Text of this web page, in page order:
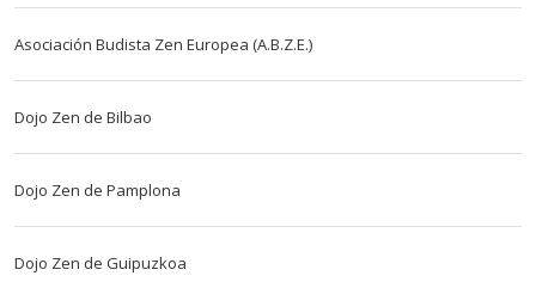
Asociación Budista Zen Europea (A.B.Z.E.)
Dojo Zen de Bilbao
Dojo Zen de Pamplona
Dojo Zen de Guipuzkoa